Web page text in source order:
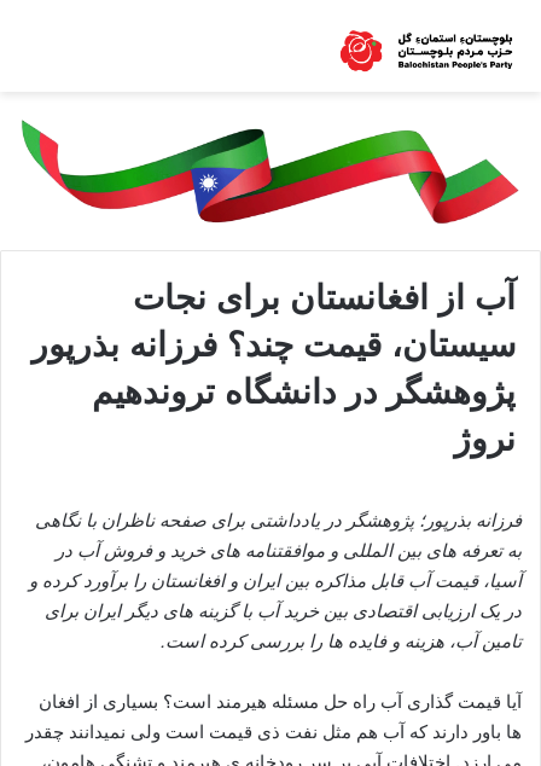
آب از افغانستان برای نجات
سیستان، قیمت چند؟ فرزانه بذرپور
پژوهشگر در دانشگاه تروندهیم
نروژ
فرزانه بذرپور؛ پژوهشگر در یادداشتی برای صفحه ناظران با نگاهی
به تعرفه های بین المللی و موافقتنامه های خرید و فروش آب در
آسیا، قیمت آب قابل مذاکره بین ایران و افغانستان را برآورد کرده و
در یک ارزیابی اقتصادی بین خرید آب با گزینه های دیگر ایران برای
تامین آب، هزینه و فایده ها را بررسی کرده است.
آیا قیمت گذاری آب راه حل مسئله هیرمند است؟ بسیاری از افغان
ها باور دارند که آب هم مثل نفت ذی قیمت است ولی نمیدانند چقدر